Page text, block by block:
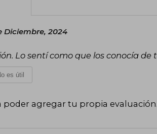
Diciembre, 2024
Lo sentí como que los conocía de
es útil
poder agregar tu propia evaluación